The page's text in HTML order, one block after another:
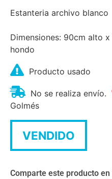
Estanteria archivo blanco
Dimensiones: 90cm alto
hondo
Producto usado
No se realiza envío.
Golmés
VENDIDO
Comparte este producto